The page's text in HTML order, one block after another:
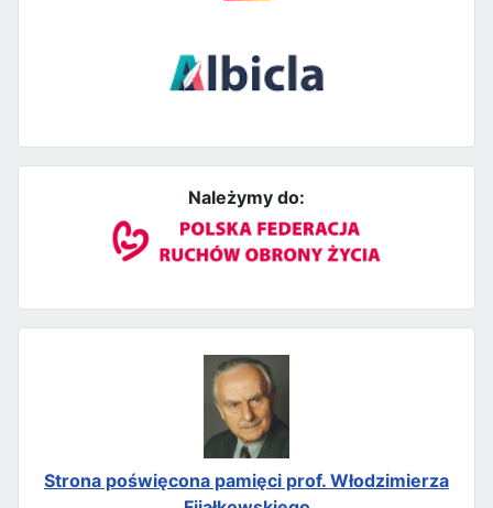
Należymy do:
Strona poświęcona pamięci prof. Włodzimierza